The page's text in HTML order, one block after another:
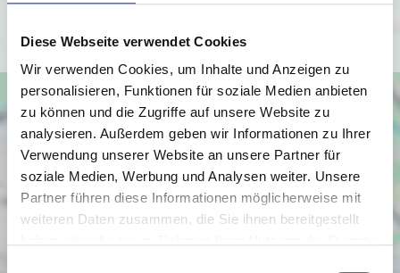
Diese Webseite verwendet Cookies
Wir verwenden Cookies, um Inhalte und Anzeigen zu
personalisieren, Funktionen für soziale Medien anbieten
zu können und die Zugriffe auf unsere Website zu
analysieren. Außerdem geben wir Informationen zu Ihrer
Verwendung unserer Website an unsere Partner für
soziale Medien, Werbung und Analysen weiter. Unsere
Partner führen diese Informationen möglicherweise mit
weiteren Daten zusammen, die Sie ihnen bereitgestellt